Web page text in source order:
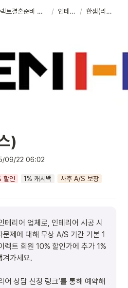
다이렉트결혼준비 신혼집 예약센터 / 인테리어 / 한샘(리하우스)
)
09/22 06:02
할인 1% 캐시백 사후 A/S 보장
테리어 업체로, 인테리어 시공 시
문제에 대해 무상 A/S 기간 기본 1
렉트 회원 10% 할인가에 추가 1%
겨가세요.
어 상담 신청 링크’를 통해 예약해